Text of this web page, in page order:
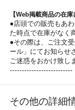
【Web掲載商品の在庫
●店頭での販売もあ
た時点で在庫がなく
●その際は、ご注文
ール」にてお知らせ
ご迷惑をおかけ致し
--------------------------
その他の詳細